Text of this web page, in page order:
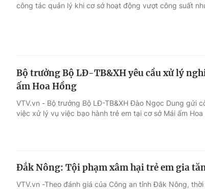
công tác quản lý khi cơ sở hoạt động vượt công suất
Bộ trưởng Bộ LĐ-TB&XH yêu cầu xử lý
ấm Hoa Hồng
VTV.vn - Bộ trưởng Bộ LĐ-TB&XH Đào Ngọc Dung gửi
việc xử lý vụ việc bạo hành trẻ em tại cơ sở Mái ấm Hoa
Đắk Nông: Tội phạm xâm hại trẻ em gia
VTV.vn -Theo đánh giá của Công an tỉnh Đắk Nông,